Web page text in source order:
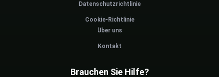
Datenschutzrichtlinie
Cookie-Richtlinie
Über uns
Kontakt
Brauchen Sie Hilfe?